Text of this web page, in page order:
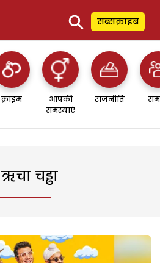
⚲ सब्सक्राइब
क्राइम
आपकी
समस्याएं
राजनीति
चड्ढा